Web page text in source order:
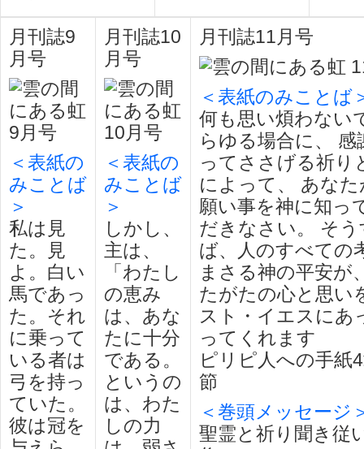
月刊誌9
月号
＜表紙の
みことば
＞
私は見
た。見
よ。白い
馬であっ
た。それ
に乗って
いる者は
弓を持っ
ていた。
彼は冠を
月刊誌10
月号
＜表紙の
みことば
＞
しかし、
主は、
「わたし
の恵み
は、あな
たに十分
である。
というの
は、わた
しの力
月刊誌11月号
＜表紙のみことば
何も思い煩わない
らゆる場合に、 感
ってささげる祈り
によって、 あな
願い事を神に知っ
だきなさい。 そう
ば、人のすべての
まさる神の平安が
たがたの心と思い
スト・イエスにあ
ってくれます
ピリピ人への手紙
節
＜巻頭メッセージ
聖霊と祈り聞き従